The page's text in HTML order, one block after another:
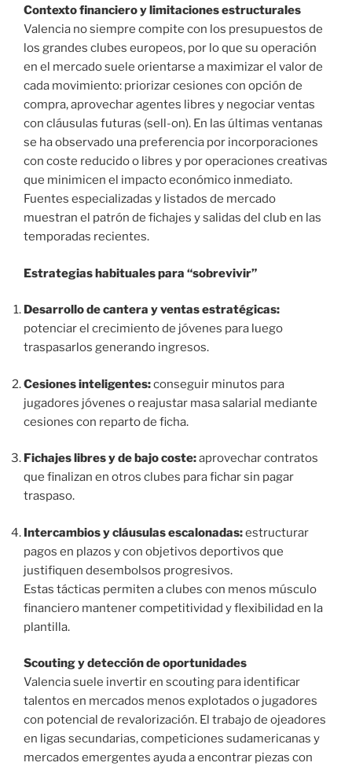
Contexto financiero y limitaciones estructurales
Valencia no siempre compite con los presupuestos de
los grandes clubes europeos, por lo que su operación
en el mercado suele orientarse a maximizar el valor de
cada movimiento: priorizar cesiones con opción de
compra, aprovechar agentes libres y negociar ventas
con cláusulas futuras (sell-on). En las últimas ventanas
se ha observado una preferencia por incorporaciones
con coste reducido o libres y por operaciones creativas
que minimicen el impacto económico inmediato.
Fuentes especializadas y listados de mercado
muestran el patrón de fichajes y salidas del club en las
temporadas recientes.
Estrategias habituales para “sobrevivir”
Desarrollo de cantera y ventas estratégicas:
potenciar el crecimiento de jóvenes para luego
traspasarlos generando ingresos.
Cesiones inteligentes:conseguir minutos para
jugadores jóvenes o reajustar masa salarial mediante
cesiones con reparto de ficha.
Fichajes libres y de bajo coste:aprovechar contratos
que finalizan en otros clubes para fichar sin pagar
traspaso.
Intercambios y cláusulas escalonadas:estructurar
pagos en plazos y con objetivos deportivos que
justifiquen desembolsos progresivos.
Estas tácticas permiten a clubes con menos músculo
financiero mantener competitividad y flexibilidad en la
plantilla.
Scouting y detección de oportunidades
Valencia suele invertir en scouting para identificar
talentos en mercados menos explotados o jugadores
con potencial de revalorización. El trabajo de ojeadores
en ligas secundarias, competiciones sudamericanas y
mercados emergentes ayuda a encontrar piezas con